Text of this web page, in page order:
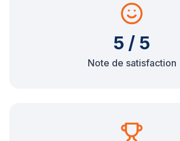
5 / 5
Note de satisfaction